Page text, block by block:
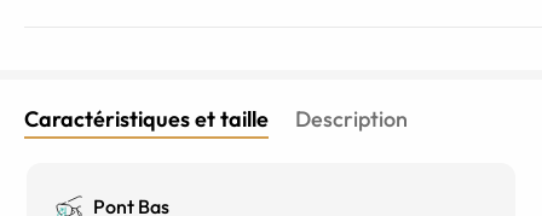
Caractéristiques et taille Description
Pont Bas